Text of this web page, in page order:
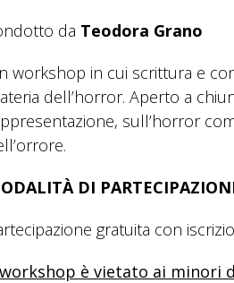
da Teodora Grano
workshop in cui scrittura e
dell’horror. Aperto a
sull’horror
DI
gratuita con
è vietato ai minori